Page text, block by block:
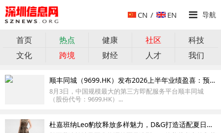
CN / EN 导航
首页 热点 健康 社区
科技
文化
跨境 财经 人才 我们
顺丰同城（9699.HK）发布2026上半年业绩盈喜：预计净利润同比增长不低于120%
8月3日，中国规模最大的第三方即配服务平台顺丰同城
（股份代号：9699.HK）...
杜嘉班纳Leo豹纹释放多样魅力，D&G打造适配夏日的女士连衣裙单品